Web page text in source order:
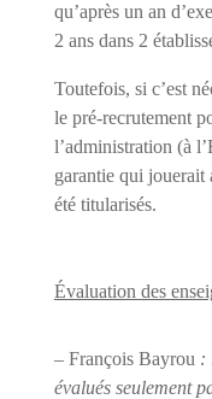
qu’après un an
2 ans dans 2
Toutefois, si c’est
le pré-recrutement
l’administration (à
garantie qui jouerait
été titularisés.
Évaluation des
– François Bayrou :
évalués seulement